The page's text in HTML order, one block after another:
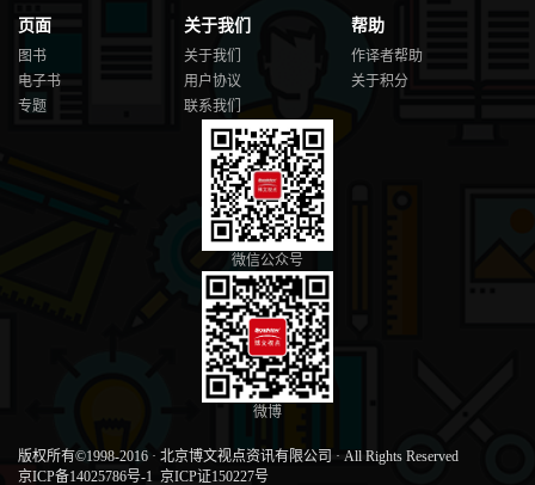
页面
图书
电子书
专题
关于我们
关于我们
用户协议
联系我们
帮助
作译者帮助
关于积分
微信公众号
微博
版权所有©1998-2016 · 北京博文视点资讯有限公司 · All Rights Reserved
京ICP备14025786号-1 京ICP证150227号